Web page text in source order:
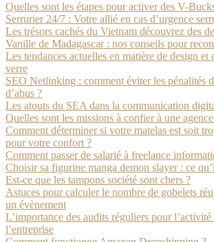
Quelles sont les étapes pour activer des V-
Serrurier 24/7 : Votre allié en cas d’urgence
Les trésors cachés du Vietnam découvrez des
Vanille de Madagascar : nos conseils pour
Les tendances actuelles en matière de design et
verre
SEO Netlinking : comment éviter les pénalités
d’abus ?
Les atouts du SEA dans la communication
Quelles sont les missions à confier à une
Comment déterminer si votre matelas est soit
pour votre confort ?
Comment passer de salarié à freelance
Choisir sa figurine manga demon slayer : ce
Est-ce que les tampons société sont chers ?
Astuces pour calculer le nombre de gobelets
un évènement
L’importance des audits réguliers pour
l’entreprise